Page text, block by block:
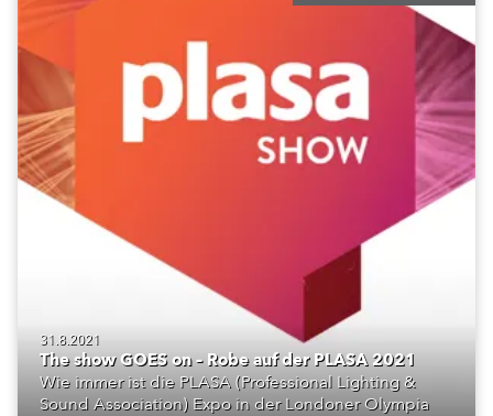
31.8.2021
The show GOES on – Robe auf der PLASA 2021
Wie immer ist die PLASA (Professional Lighting &
Sound Association) Expo in der Londoner Olympia